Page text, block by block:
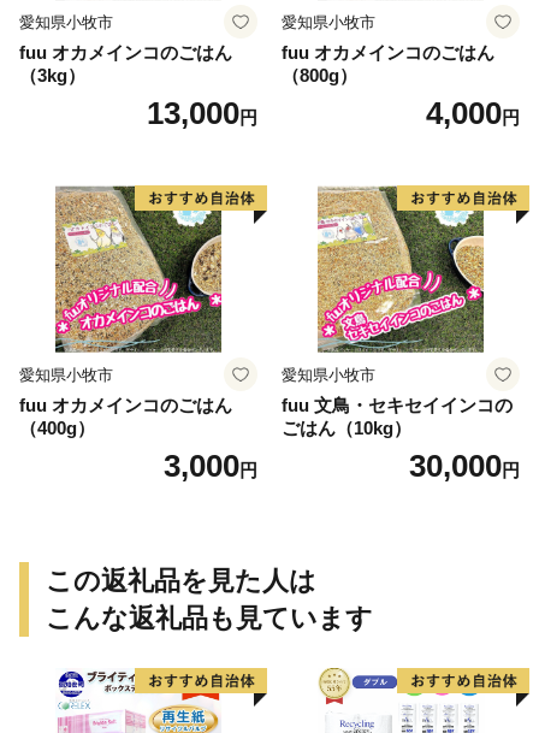
愛知県小牧市
fuu オカメインコのごはん
（3kg）
13,000円
愛知県小牧市
fuu オカメインコのごはん
（800g）
4,000円
愛知県小牧市
fuu オカメインコのごはん
（400g）
3,000円
愛知県小牧市
fuu 文鳥・セキセイインコの
ごはん（10kg）
30,000円
この返礼品を見た人は
こんな返礼品も見ています